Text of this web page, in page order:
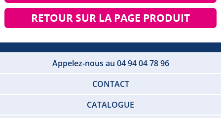
RETOUR SUR LA PAGE PRODUIT
Appelez-nous au 04 94 04 78 96
CONTACT
CATALOGUE